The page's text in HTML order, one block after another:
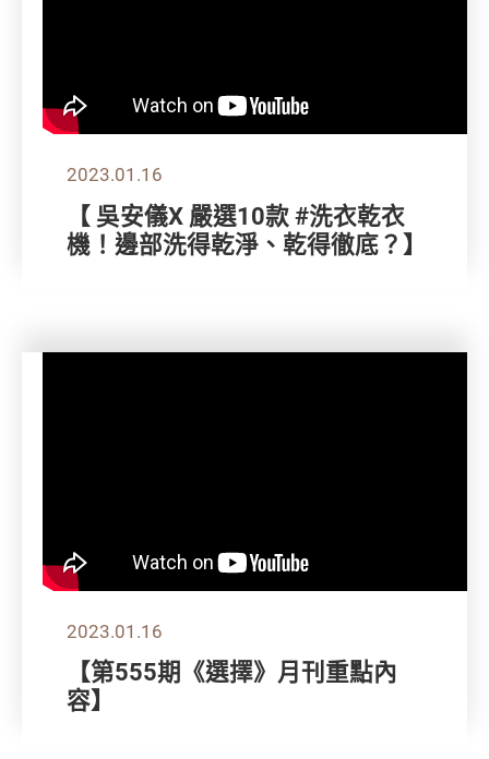
2023.01.16
【 吳安儀X 嚴選10款 #洗衣乾衣
機！邊部洗得乾淨、乾得徹底？】
2023.01.16
【第555期《選擇》月刊重點內
容】